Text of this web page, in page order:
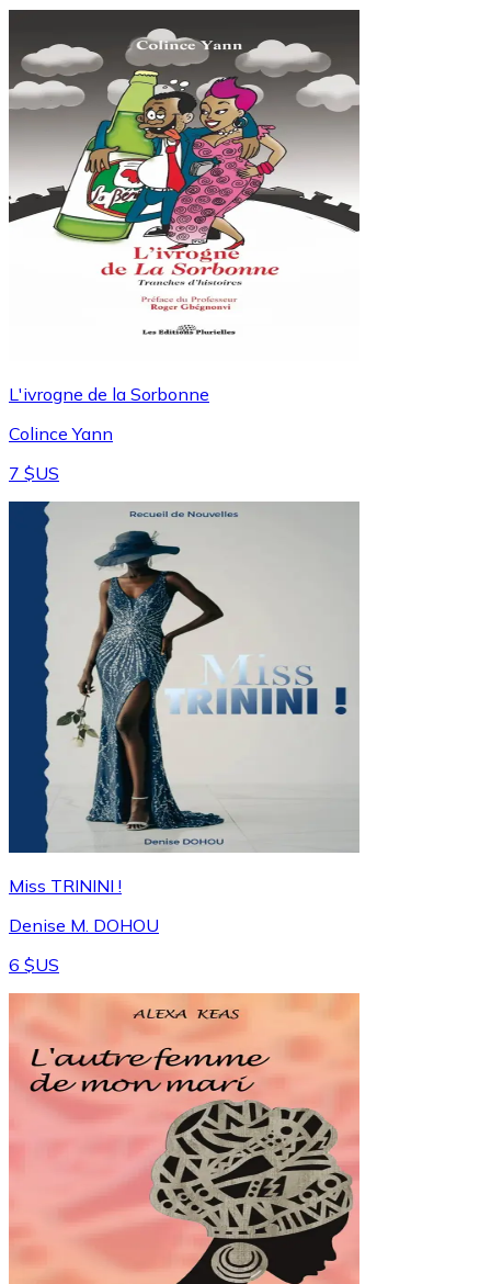
L'ivrogne de la Sorbonne
Colince Yann
7 $US
Miss TRININI !
Denise M. DOHOU
6 $US